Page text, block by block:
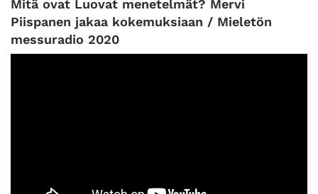
Mitä ovat Luovat menetelmät? Mervi
Piispanen jakaa kokemuksiaan / Mieletön
messuradio 2020